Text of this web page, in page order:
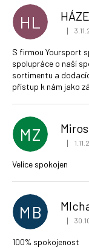
HL |
S firmou Yoursport
spolupráce o naší
sortimentu a
přístup k nám jako
MZ |
Velice spokojen
MB |
100% spokojenost